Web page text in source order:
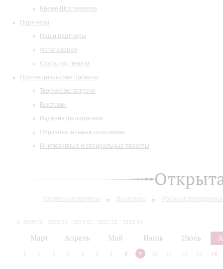
Время Шостаковича
Партнеры
Наши партнеры
Фотогалерея
Стать партнером
Просветительские проекты
Творческие встречи
Выставки
Издания филармонии
Образовательные программы
Инклюзивные и специальные проекты
Творческие встречи Выставки Издания
2019/20 2020/21 2021/22 2022/23
2023/24
Март Апрель Май Июнь Июль
1 2 3 4 5 6 7 8 9 10 12 13 14